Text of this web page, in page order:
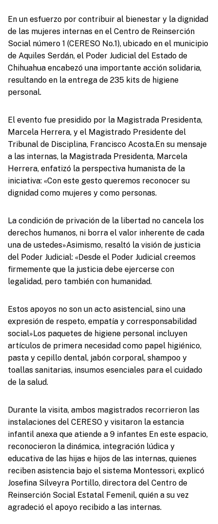
En un esfuerzo por contribuir al bienestar y la dignidad
de las mujeres internas en el Centro de Reinserción
Social número 1 (CERESO No.1), ubicado en el municipio
de Aquiles Serdán, el Poder Judicial del Estado de
Chihuahua encabezó una importante acción solidaria,
resultando en la entrega de 235 kits de higiene
personal.
El evento fue presidido por la Magistrada Presidenta,
Marcela Herrera, y el Magistrado Presidente del
Tribunal de Disciplina, Francisco Acosta.En su mensaje
a las internas, la Magistrada Presidenta, Marcela
Herrera, enfatizó la perspectiva humanista de la
iniciativa: «Con este gesto queremos reconocer su
dignidad como mujeres y como personas.
La condición de privación de la libertad no cancela los
derechos humanos, ni borra el valor inherente de cada
una de ustedes»Asimismo, resaltó la visión de justicia
del Poder Judicial: «Desde el Poder Judicial creemos
firmemente que la justicia debe ejercerse con
legalidad, pero también con humanidad.
Estos apoyos no son un acto asistencial, sino una
expresión de respeto, empatía y corresponsabilidad
social»Los paquetes de higiene personal incluyen
artículos de primera necesidad como papel higiénico,
pasta y cepillo dental, jabón corporal, shampoo y
toallas sanitarias, insumos esenciales para el cuidado
de la salud.
Durante la visita, ambos magistrados recorrieron las
instalaciones del CERESO y visitaron la estancia
infantil anexa que atiende a 9 infantes En este espacio,
reconocieron la dinámica, integración lúdica y
educativa de las hijas e hijos de las internas, quienes
reciben asistencia bajo el sistema Montessori, explicó
Josefina Silveyra Portillo, directora del Centro de
Reinserción Social Estatal Femenil, quién a su vez
agradeció el apoyo recibido a las internas.